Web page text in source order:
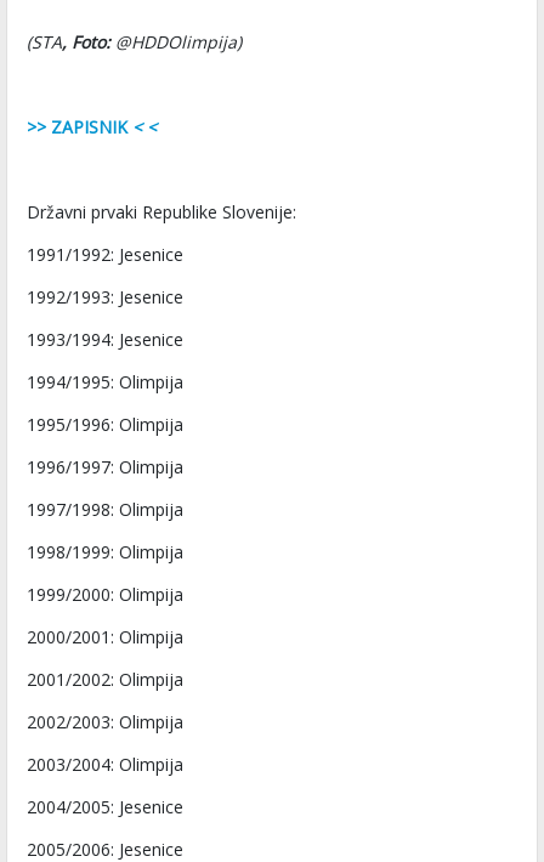
(STA, Foto: @HDDOlimpija)
>> ZAPISNIK< <
Državni prvaki Republike Slovenije:
1991/1992: Jesenice
1992/1993: Jesenice
1993/1994: Jesenice
1994/1995: Olimpija
1995/1996: Olimpija
1996/1997: Olimpija
1997/1998: Olimpija
1998/1999: Olimpija
1999/2000: Olimpija
2000/2001: Olimpija
2001/2002: Olimpija
2002/2003: Olimpija
2003/2004: Olimpija
2004/2005: Jesenice
2005/2006: Jesenice